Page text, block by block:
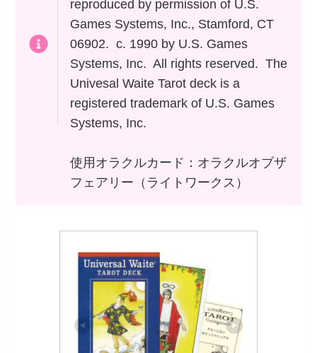
reproduced by permission of U.S.
Games Systems, Inc., Stamford, CT
06902. c. 1990 by U.S. Games
Systems, Inc. All rights reserved. The
Univesal Waite Tarot deck is a
registered trademark of U.S. Games
Systems, Inc.
使用オラクルカード：オラクルオブザ
フェアリー（ライトワークス）